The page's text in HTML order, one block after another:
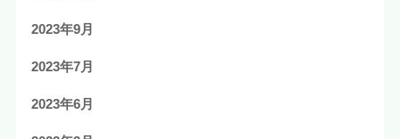
2023年9月
2023年7月
2023年6月